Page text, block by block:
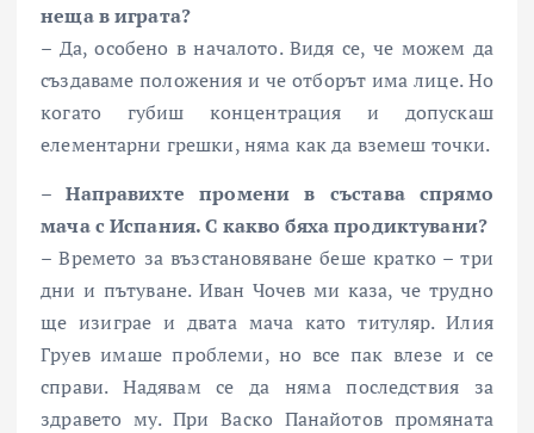
неща в играта?
– Да, особено в началото. Видя се, че можем да
създаваме положения и че отборът има лице. Но
когато губиш концентрация и допускаш
елементарни грешки, няма как да вземеш точки.
– Направихте промени в състава спрямо
мача с Испания. С какво бяха продиктувани?
– Времето за възстановяване беше кратко – три
дни и пътуване. Иван Чочев ми каза, че трудно
ще изиграе и двата мача като титуляр. Илия
Груев имаше проблеми, но все пак влезе и се
справи. Надявам се да няма последствия за
здравето му. При Васко Панайотов промяната